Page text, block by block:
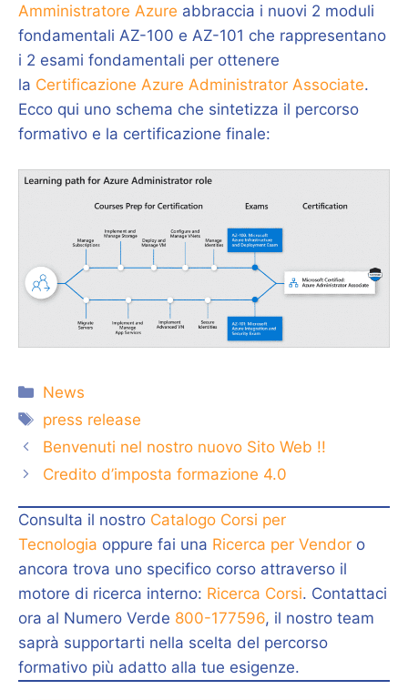
Amministratore Azure abbraccia i nuovi 2 moduli
fondamentali AZ-100 e AZ-101 che rappresentano
i 2 esami fondamentali per ottenere
la Certificazione Azure Administrator Associate.
Ecco qui uno schema che sintetizza il percorso
formativo e la certificazione finale:
Categorie
News
Tag
press release
Benvenuti nel nostro nuovo Sito Web !!
Credito d’imposta formazione 4.0
Consulta il nostro Catalogo Corsi per
Tecnologia oppure fai una Ricerca per Vendor o
ancora trova uno specifico corso attraverso il
motore di ricerca interno: Ricerca Corsi. Contattaci
ora al Numero Verde 800-177596, il nostro team
saprà supportarti nella scelta del percorso
formativo più adatto alla tue esigenze.